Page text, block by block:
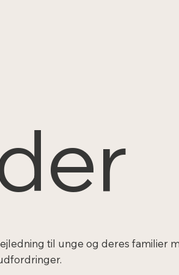
til unge og deres familier